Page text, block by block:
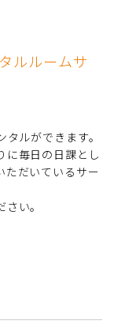
ルルームサ
ルができます。
に毎日の日課とし
ただいているサー
い。